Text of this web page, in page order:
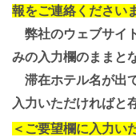
報をご連絡ください
弊社のウェブサイ
みの入力欄のままと
滞在ホテル名が出
入力いただければと
＜ご要望欄に入力い